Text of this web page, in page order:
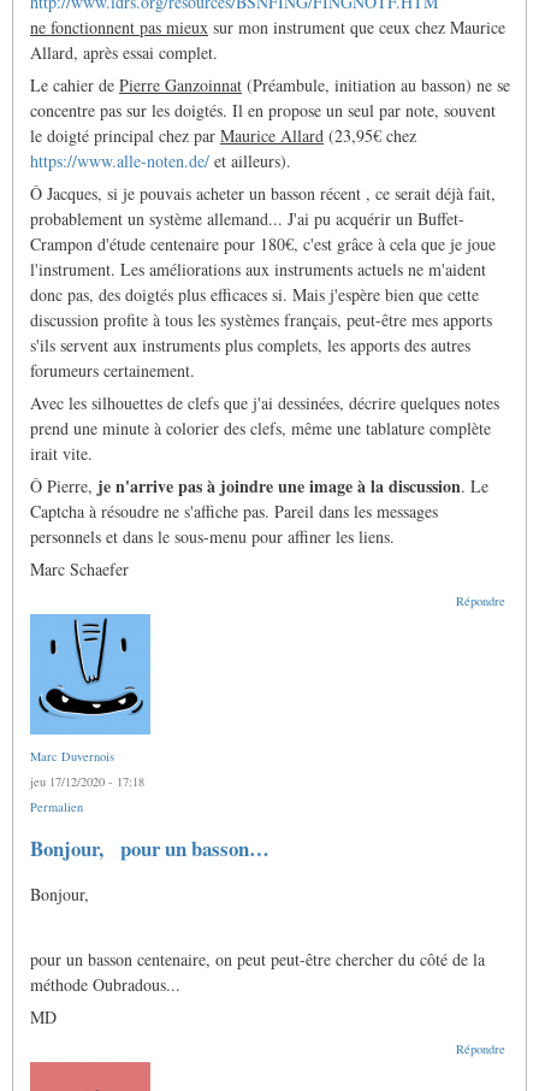
ne fonctionnent pas mieux sur mon instrument que ceux chez Maurice
Allard, après essai complet.
Le cahier de Pierre Ganzoinnat (Préambule, initiation au basson) ne se
concentre pas sur les doigtés. Il en propose un seul par note, souvent
le doigté principal chez par Maurice Allard (23,95€ chez
https://www.alle-noten.de/ et ailleurs).
Ô Jacques, si je pouvais acheter un basson récent , ce serait déjà fait,
probablement un système allemand... J'ai pu acquérir un Buffet-
Crampon d'étude centenaire pour 180€, c'est grâce à cela que je joue
l'instrument. Les améliorations aux instruments actuels ne m'aident
donc pas, des doigtés plus efficaces si. Mais j'espère bien que cette
discussion profite à tous les systèmes français, peut-être mes apports
s'ils servent aux instruments plus complets, les apports des autres
forumeurs certainement.
Avec les silhouettes de clefs que j'ai dessinées, décrire quelques notes
prend une minute à colorier des clefs, même une tablature complète
irait vite.
Ô Pierre, je n'arrive pas à joindre une image à la discussion. Le
Captcha à résoudre ne s'affiche pas. Pareil dans les messages
personnels et dans le sous-menu pour affiner les liens.
Marc Schaefer
Répondre
Marc Duvernois
jeu 17/12/2020 - 17:18
Permalien
Bonjour, pour un basson…
Bonjour,
pour un basson centenaire, on peut peut-être chercher du côté de la
méthode Oubradous...
MD
Répondre